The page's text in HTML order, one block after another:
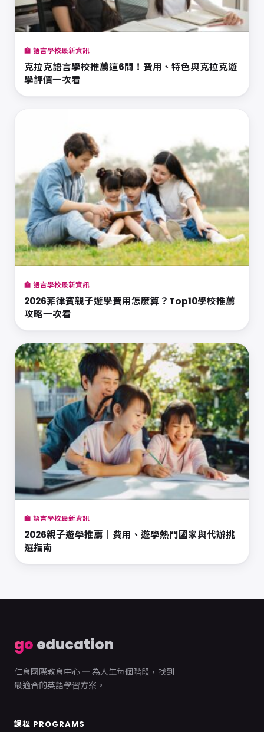
🏫 語言學校最新資訊
克拉克語言學校推薦這6間！費用、特色與克拉克遊
學評價一次看
🏫 語言學校最新資訊
2026菲律賓親子遊學費用怎麼算？Top10學校推薦
攻略一次看
🏫 語言學校最新資訊
2026親子遊學推薦｜費用、遊學熱門國家與代辦挑
選指南
go education
仁育國際教育中心 — 為人生每個階段，找到
最適合的英語學習方案。
課程 PROGRAMS